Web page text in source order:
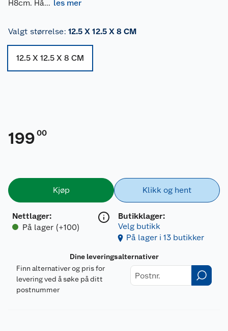
H8cm. Hå... les mer
Valgt størrelse: 12.5 X 12.5 X 8 CM
12.5 X 12.5 X 8 CM
199 00
Kjøp
Nettlager:
På lager (+100)
Klikk og hent
Butikklager:
Velg butikk
På lager i 13 butikker
Dine leveringsalternativer
Finn alternativer og pris for
levering ved å søke på ditt
postnummer